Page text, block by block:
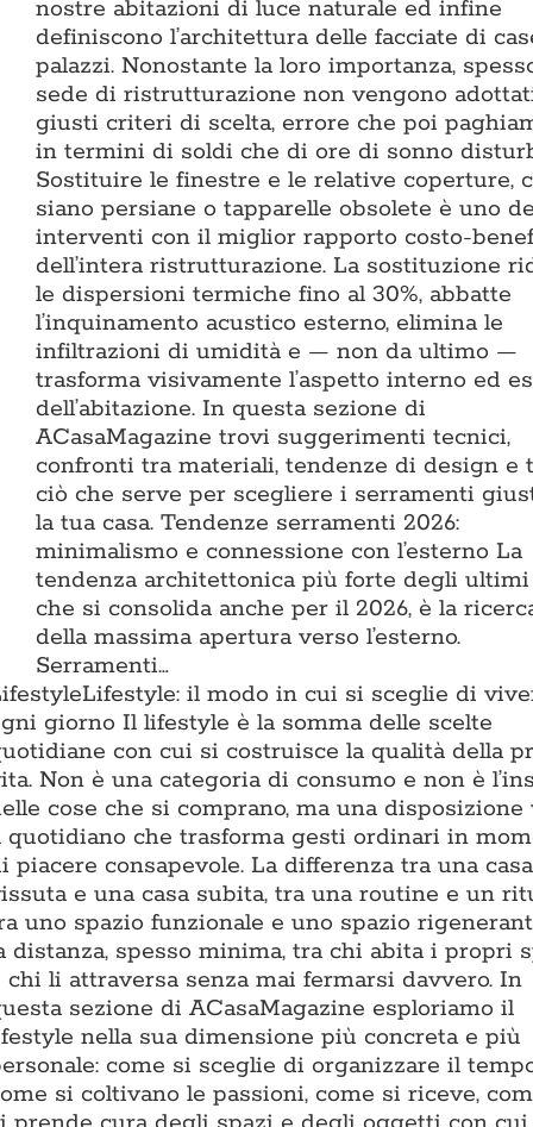
nostre abitazioni di luce naturale ed infine
definiscono l’architettura delle facciate di
palazzi. Nonostante la loro importanza,
sede di ristrutturazione non vengono
giusti criteri di scelta, errore che poi
in termini di soldi che di ore di sonno
Sostituire le finestre e le relative coperture,
siano persiane o tapparelle obsolete è uno
interventi con il miglior rapporto costo-
dell’intera ristrutturazione. La sostituzione
le dispersioni termiche fino al 30%, abbatte
l’inquinamento acustico esterno, elimina le
infiltrazioni di umidità e — non da ultimo —
trasforma visivamente l’aspetto interno ed
dell’abitazione. In questa sezione di
ACasaMagazine trovi suggerimenti tecnici,
confronti tra materiali, tendenze di design e
ciò che serve per scegliere i serramenti
la tua casa. Tendenze serramenti 2026:
minimalismo e connessione con l’esterno La
tendenza architettonica più forte degli ultimi
che si consolida anche per il 2026, è la
della massima apertura verso l’esterno.
Serramenti…
Lifestyle: il modo in cui si sceglie di
giorno Il lifestyle è la somma delle scelte
con cui si costruisce la qualità della
Non è una categoria di consumo e non è
cose che si comprano, ma una disposizione
quotidiano che trasforma gesti ordinari in
piacere consapevole. La differenza tra una casa
e una casa subita, tra una routine e un
uno spazio funzionale e uno spazio
distanza, spesso minima, tra chi abita i propri
chi li attraversa senza mai fermarsi davvero. In
sezione di ACasaMagazine esploriamo il
nella sua dimensione più concreta e più
come si sceglie di organizzare il
si coltivano le passioni, come si riceve,